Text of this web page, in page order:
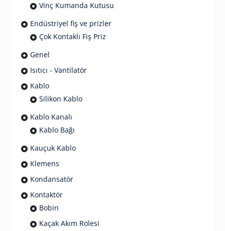
Vinç Kumanda Kutusu
Endüstriyel fiş ve prizler
Çok Kontaklı Fiş Priz
Genel
Isıtıcı - Vantilatör
Kablo
Silikon Kablo
Kablo Kanalı
Kablo Bağı
Kauçuk Kablo
Klemens
Kondansatör
Kontaktör
Bobin
Kaçak Akım Rolesi